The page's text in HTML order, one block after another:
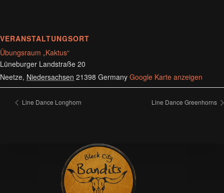
VERANSTALTUNGSORT
Übungsraum „Kaktus“
Lüneburger Landstraße 20
Neetze, Niedersachsen 21398 Germany Google Karte anzeigen
Line Dance Longhorn Line Dance Greenhorns